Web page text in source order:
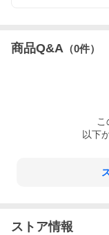
商品Q&A （0件）
こ
以下
ストア情報